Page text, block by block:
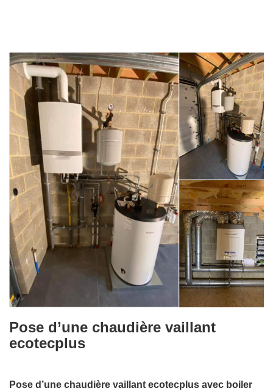
Pose d’une chaudière vaillant
ecotecplus
Pose d’une chaudière vaillant ecotecplus avec boiler